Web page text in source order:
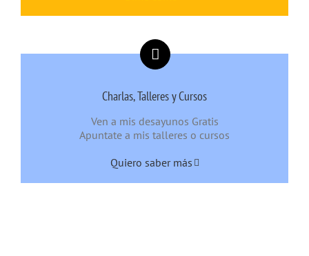
Charlas, Talleres y Cursos
Ven a mis desayunos Gratis
Apuntate a mis talleres o cursos
Quiero saber más